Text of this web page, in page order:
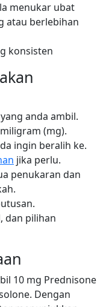
menukar ubat
atau berlebihan
konsisten
anda ambil.
(mg).
ingin beralih ke.
jika perlu.
penukaran dan
dan pilihan
10 mg Prednisone
Dengan